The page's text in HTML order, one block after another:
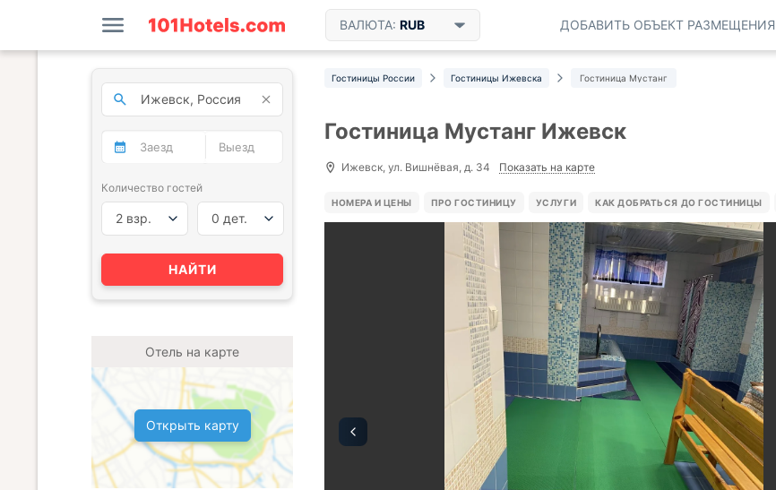
ВАЛЮТА: RUB ДОБАВИТЬ ОБЪЕКТ РАЗМЕЩЕНИЯ
Гостиницы России Гостиницы Ижевска Гостиница Мустанг
Гостиница Мустанг Ижевск
Ижевск, ул. Вишнёвая, д. 34 Показать на карте
НОМЕРА И ЦЕНЫ ПРО ГОСТИНИЦУ УСЛУГИ КАК ДОБРАТЬСЯ ДО ГОСТИНИЦЫ
Количество гостей
2 взр. 0 дет.
НАЙТИ
Отель на карте
Открыть карту